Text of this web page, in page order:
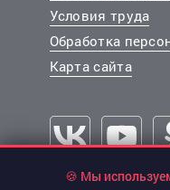
Условия труда
Обработка
Карта сайта
🍪 Мы